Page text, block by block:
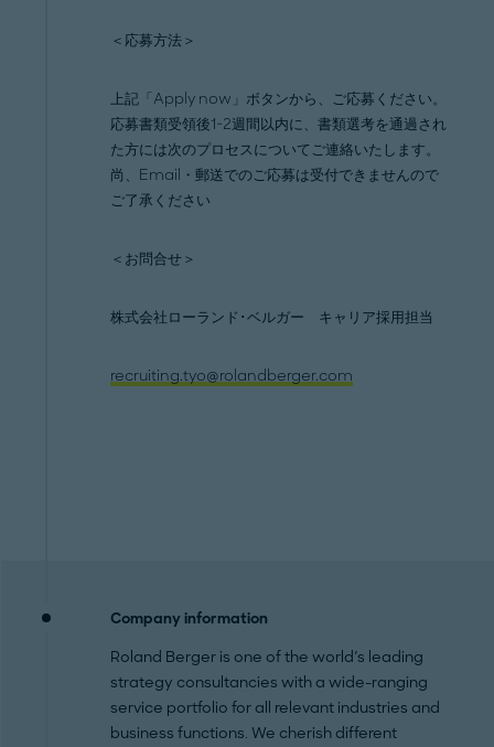
＜応募方法＞
上記「Apply now」ボタンから、ご応募ください。
応募書類受領後1~2週間以内に、書類選考を通過され
た方には次のプロセスについてご連絡いたします。
尚、Email・郵送でのご応募は受付できませんので
ご了承ください
＜お問合せ＞
株式会社ローランド･ベルガー キャリア採用担当
recruiting.tyo@rolandberger.com
Company information
Roland Berger is one of the world's leading
strategy consultancies with a wide-ranging
service portfolio for all relevant industries and
business functions. We cherish different